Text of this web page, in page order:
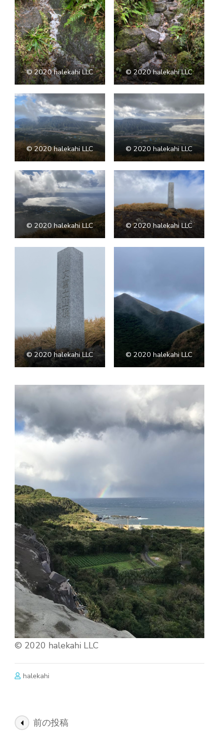
©︎ 2020 halekahi LLC ©︎ 2020 halekahi LLC
©︎ 2020 halekahi LLC ©︎ 2020 halekahi LLC
©︎ 2020 halekahi LLC ©︎ 2020 halekahi LLC
©︎ 2020 halekahi LLC ©︎ 2020 halekahi LLC
©︎ 2020 halekahi LLC
halekahi
投 前の投稿